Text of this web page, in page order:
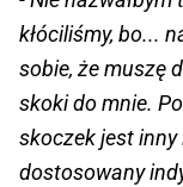
kłóciliśmy, bo...
sobie, że muszę
skoki do mnie.
skoczek jest
dostosowany